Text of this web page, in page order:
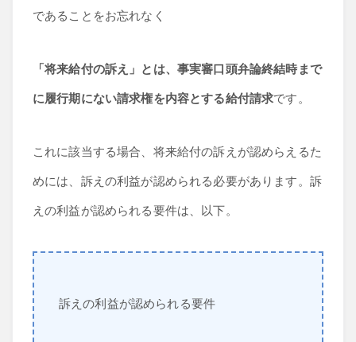
であることをお忘れなく
「将来給付の訴え」とは、事実審口頭弁論終結時まで
に履行期にない請求権を内容とする給付請求です。
これに該当する場合、将来給付の訴えが認めらえるた
めには、訴えの利益が認められる必要があります。訴
えの利益が認められる要件は、以下。
訴えの利益が認められる要件